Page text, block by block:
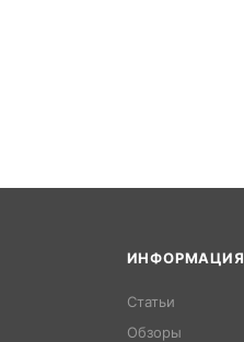
ИНФОРМАЦИЯ
Статьи
Обзоры